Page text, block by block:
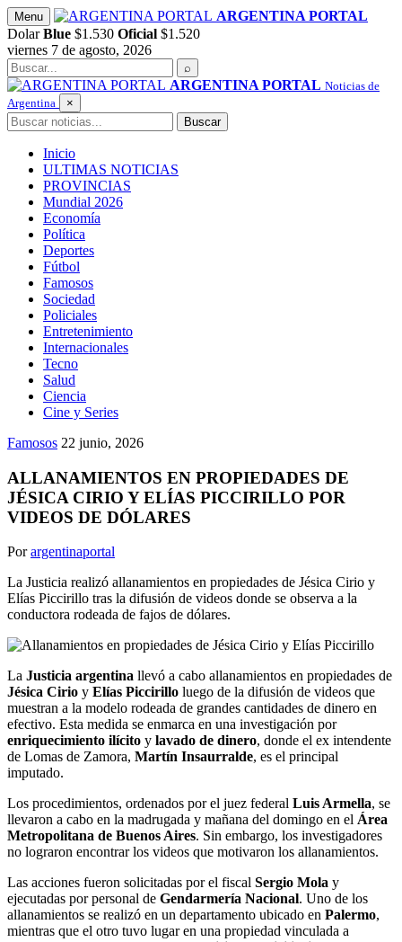
Saltar
al
contenido
Menu
ARGENTINA PORTAL
Dolar Blue $1.530 Oficial $1.520
viernes 7 de agosto, 2026
Buscar
⌕
ARGENTINA PORTAL Noticias de
Argentina
×
Buscar Buscar
Inicio
ULTIMAS NOTICIAS
PROVINCIAS
Mundial 2026
Economía
Política
Deportes
Fútbol
Famosos
Sociedad
Policiales
Entretenimiento
Internacionales
Tecno
Salud
Ciencia
Cine y Series
Famosos 22 junio, 2026
ALLANAMIENTOS EN PROPIEDADES DE
JÉSICA CIRIO Y ELÍAS PICCIRILLO POR
VIDEOS DE DÓLARES
Porargentinaportal
La Justicia realizó allanamientos en propiedades de Jésica Cirio y
Elías Piccirillo tras la difusión de videos donde se observa a la
conductora rodeada de fajos de dólares.
La Justicia argentina llevó a cabo allanamientos en propiedades de
Jésica Cirio y Elías Piccirillo luego de la difusión de videos que
muestran a la modelo rodeada de grandes cantidades de dinero en
efectivo. Esta medida se enmarca en una investigación por
enriquecimiento ilícito y lavado de dinero, donde el ex intendente
de Lomas de Zamora, Martín Insaurralde, es el principal
imputado.
Los procedimientos, ordenados por el juez federal Luis Armella, se
llevaron a cabo en la madrugada y mañana del domingo en el Área
Metropolitana de Buenos Aires. Sin embargo, los investigadores
no lograron encontrar los videos que motivaron los allanamientos.
Las acciones fueron solicitadas por el fiscal Sergio Mola y
ejecutadas por personal de Gendarmería Nacional. Uno de los
allanamientos se realizó en un departamento ubicado en Palermo,
mientras que el otro tuvo lugar en una propiedad vinculada a